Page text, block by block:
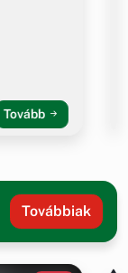
Tovább
Továbbiak